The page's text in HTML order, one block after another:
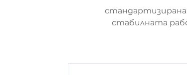
стандартизирана
стабилната